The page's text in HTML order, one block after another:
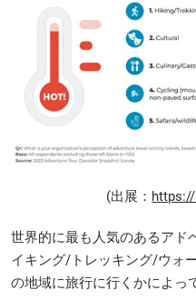
(出展：
世界的に最も人気のあるアド
イキング/トレッキング/ウォ
の地域に旅行に行くかによっ